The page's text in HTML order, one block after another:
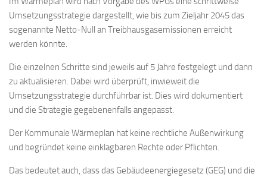
Umsetzungsstrategie dargestellt, wie bis zum Zieljahr 2045 das
sogenannte Netto-Null an Treibhausgasemissionen erreicht
werden könnte.
Die einzelnen Schritte sind jeweils auf 5 Jahre festgelegt und dann
zu aktualisieren. Dabei wird überprüft, inwieweit die
Umsetzungsstrategie durchführbar ist. Dies wird dokumentiert
und die Strategie gegebenenfalls angepasst.
Der Kommunale Wärmeplan hat keine rechtliche Außenwirkung
und begründet keine einklagbaren Rechte oder Pflichten.
Das bedeutet auch, dass das Gebäudeenergiegesetz (GEG) und die